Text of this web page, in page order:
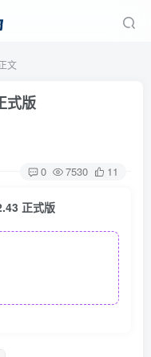
文
式版
0 7530 11
正式版